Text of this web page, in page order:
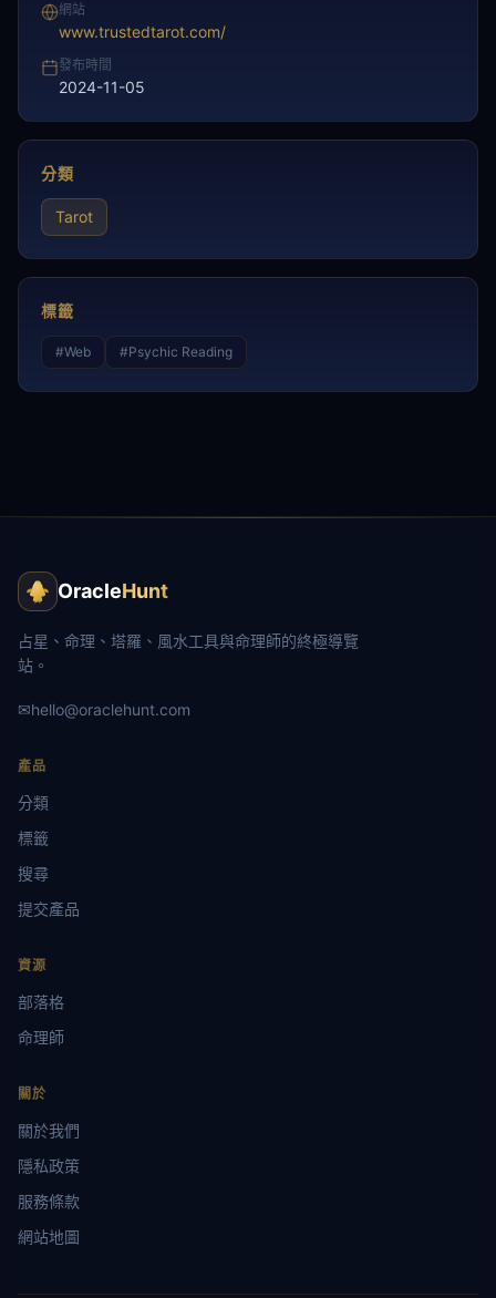
網站
www.trustedtarot.com/
發布時間
2024-11-05
分類
Tarot
標籤
#Web #Psychic Reading
OracleHunt
占星、命理、塔羅、風水工具與命理師的終極導覽
站。
✉hello@oraclehunt.com
產品
分類
標籤
搜尋
提交產品
資源
部落格
命理師
關於
關於我們
隱私政策
服務條款
網站地圖